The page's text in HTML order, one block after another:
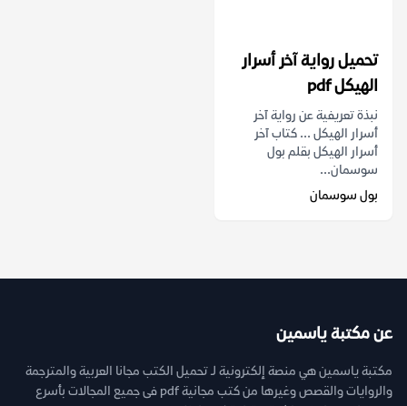
تحميل رواية آخر أسرار
الهيكل pdf
نبذة تعريفية عن رواية آخر
أسرار الهيكل ... كتاب آخر
أسرار الهيكل بقلم بول
سوسمان...
بول سوسمان
عن مكتبة ياسمين
مكتبة ياسمين هي منصة إلكترونية لـ تحميل الكتب مجانا العربية والمترجمة
والروايات والقصص وغيرها من كتب مجانية pdf فى جميع المجالات بأسرع